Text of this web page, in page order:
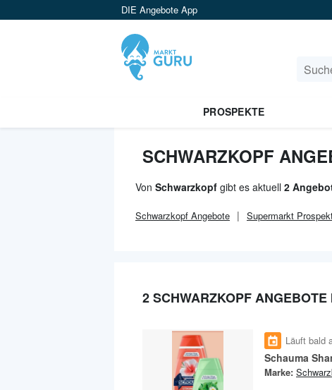
DIE Angebote App
PROSPEKTE
SCHWARZKOPF
Von Schwarzkopf gibt es aktuell 2
Schwarzkopf Angebote Supermarkt
2 SCHWARZKOPF ANGEBOTE
Läuft bald
Schauma
Marke: